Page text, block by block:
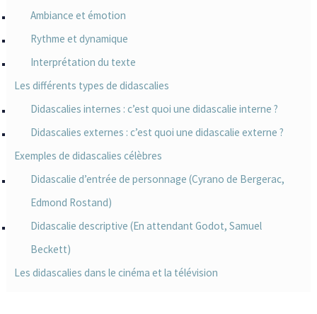
Ambiance et émotion
Rythme et dynamique
Interprétation du texte
Les différents types de didascalies
Didascalies internes : c’est quoi une didascalie interne ?
Didascalies externes : c’est quoi une didascalie externe ?
Exemples de didascalies célèbres
Didascalie d’entrée de personnage (Cyrano de Bergerac,
Edmond Rostand)
Didascalie descriptive (En attendant Godot, Samuel
Beckett)
Les didascalies dans le cinéma et la télévision